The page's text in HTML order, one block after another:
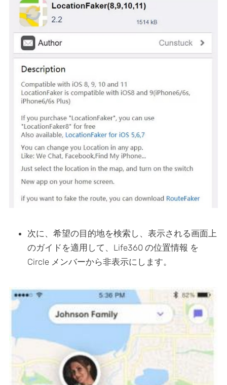
次に、希望の目的地を検索し、表示される画面上
のガイドを適用して、Life360 の位置情報 を
Circle メンバーから非表示にします。